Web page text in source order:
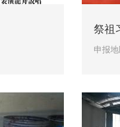
祭祖
申报地